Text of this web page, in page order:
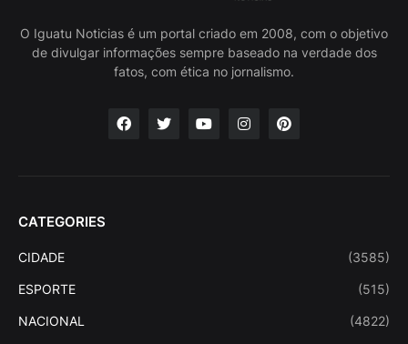
O Iguatu Noticias é um portal criado em 2008, com o objetivo
de divulgar informações sempre baseado na verdade dos
fatos, com ética no jornalismo.
CATEGORIES
CIDADE (3585)
ESPORTE (515)
NACIONAL (4822)